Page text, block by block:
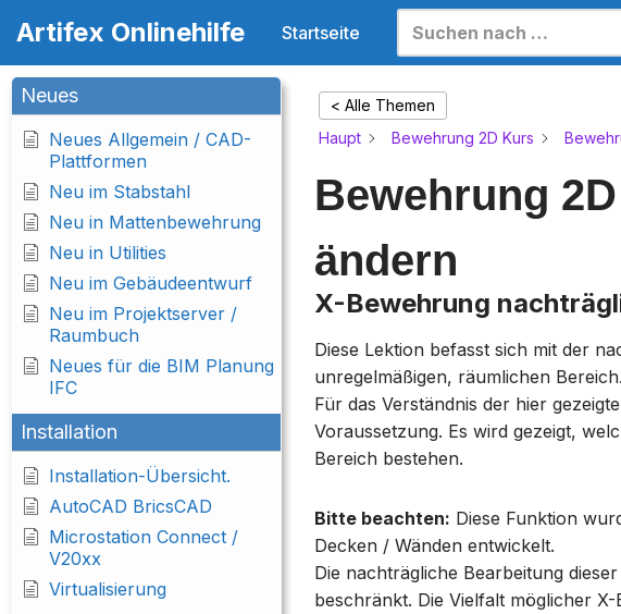
Inhalt
springen
Artifex Onlinehilfe Startseite
Neues
Neues Allgemein / CAD-
Plattformen
Neu im Stabstahl
Neu in Mattenbewehrung
Neu in Utilities
Neu im Gebäudeentwurf
Neu im Projektserver /
Raumbuch
Neues für die BIM Planung
IFC
Installation
Installation-Übersicht.
AutoCAD BricsCAD
Microstation Connect /
V20xx
Virtualisierung
< Alle Themen
Haupt
Bewehrung 2D Kurs
Bewehrung
ändern
X-Bewehrung
Diese Lektion befasst sich mit der
unregelmäßigen, räumlichen
Für das Verständnis der hier
Voraussetzung. Es wird gezeigt,
Bereich bestehen.
Bitte beachten: Diese Funktion
Decken / Wänden entwickelt.
Die nachträgliche Bearbeitung
beschränkt. Die Vielfalt möglicher